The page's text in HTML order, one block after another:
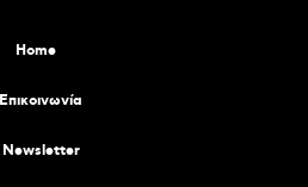
Home
Επικοινωνία
Newsletter